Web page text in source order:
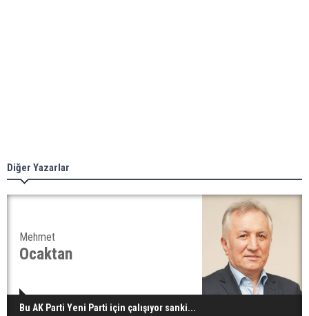
Diğer Yazarlar
Mehmet
Ocaktan
Bu AK Parti Yeni Parti için çalışıyor sanki...